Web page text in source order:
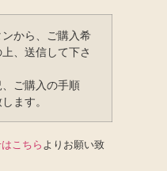
ンから、ご購入希
、送信して下さ
ご購入の手順
ます。
こちら よりお願い致